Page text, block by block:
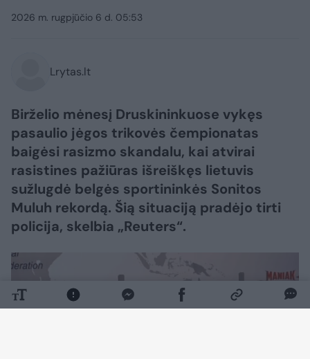
2026 m. rugpjūčio 6 d. 05:53
Lrytas.lt
Birželio mėnesį Druskininkuose vykęs
pasaulio jėgos trikovės čempionatas
baigėsi rasizmo skandalu, kai atvirai
rasistines pažiūras išreiškęs lietuvis
sužlugdė belgės sportininkės Sonitos
Muluh rekordą. Šią situaciją pradėjo tirti
policija, skelbia „Reuters“.